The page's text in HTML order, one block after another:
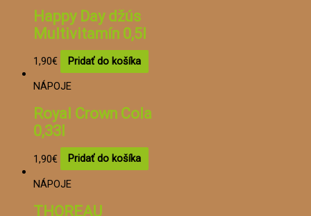
Happy Day džús
Multivitamín 0,5l
1,90€
Pridať do košíka
NÁPOJE
Royal Crown Cola
0,33l
1,90€
Pridať do košíka
NÁPOJE
THOREAU